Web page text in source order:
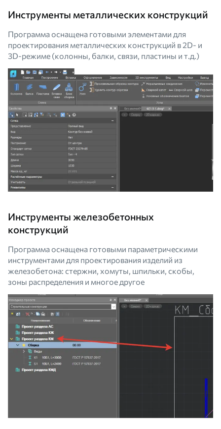
Инструменты металлических конструкций
Программа оснащена готовыми элементами для
проектирования металлических конструкций в 2D- и
3D-режиме (колонны, балки, связи, пластины и т.д.)
Инструменты железобетонных
конструкций
Программа оснащена готовыми параметрическими
инструментами для проектирования изделий из
железобетона: стержни, хомуты, шпильки, скобы,
зоны распределения и многое другое